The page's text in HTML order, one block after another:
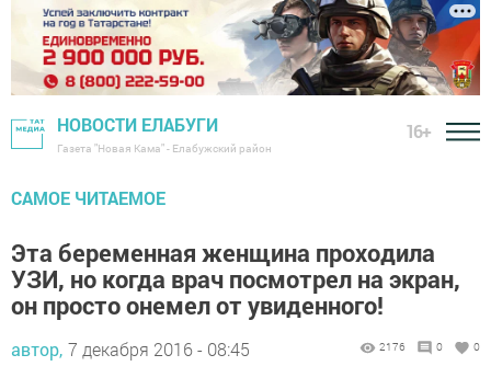
НОВОСТИ ЕЛАБУГИ
Газета "Новая Кама" - Елабужский район
16+
САМОЕ ЧИТАЕМОЕ
Эта беременная женщина проходила
УЗИ, но когда врач посмотрел на экран,
он просто онемел от увиденного!
автор, 7 декабря 2016 - 08:45 2176 0 0